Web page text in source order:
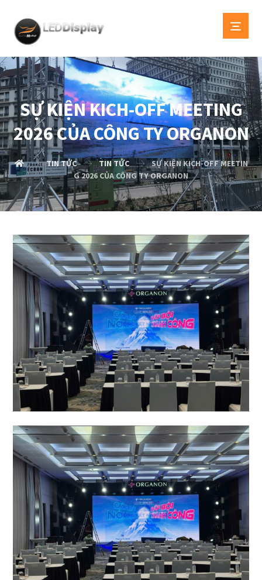
SỰ KIỆN KICH-OFF MEETING
2026 CỦA CÔNG TY ORGANON
TIN TỨC TIN TỨC
SỰ KIỆN KICH-OFF MEETIN
G 2026 CỦA CÔNG TY ORGANON